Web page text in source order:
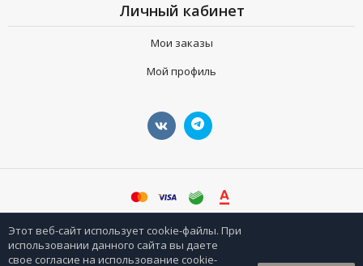
Личный кабинет
Мои заказы
Мой профиль
©sharpeyshop.ru
Этот веб-сайт использует cookie-файлы. При
использовании данного сайта вы даете
свое согласие на использование cookie-